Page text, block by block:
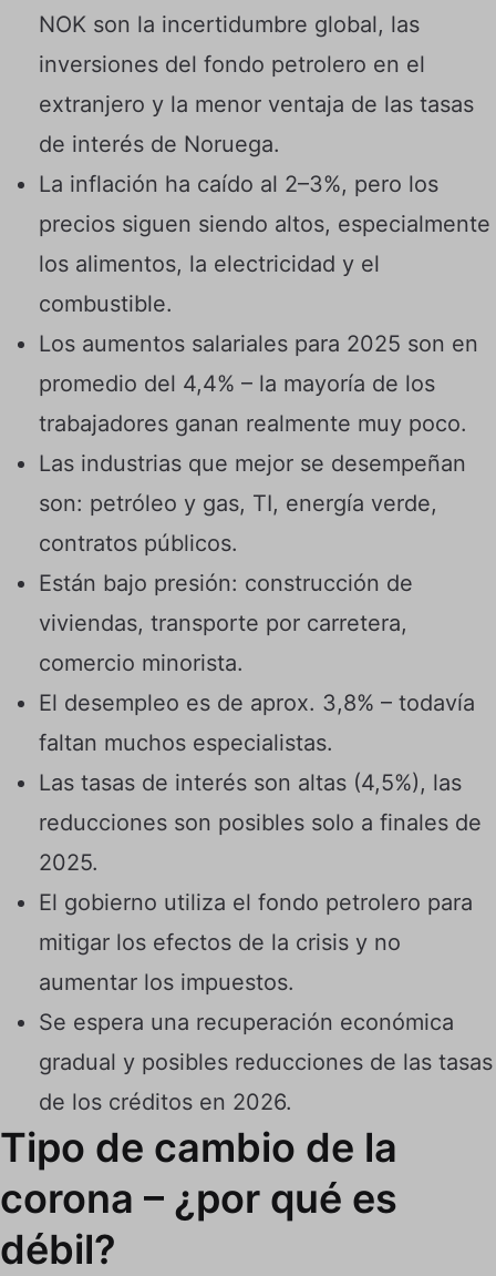
NOK son la incertidumbre global, las
inversiones del fondo petrolero en el
extranjero y la menor ventaja de las tasas
de interés de Noruega.
La inflación ha caído al 2–3%, pero los
precios siguen siendo altos, especialmente
los alimentos, la electricidad y el
combustible.
Los aumentos salariales para 2025 son en
promedio del 4,4% – la mayoría de los
trabajadores ganan realmente muy poco.
Las industrias que mejor se desempeñan
son: petróleo y gas, TI, energía verde,
contratos públicos.
Están bajo presión: construcción de
viviendas, transporte por carretera,
comercio minorista.
El desempleo es de aprox. 3,8% – todavía
faltan muchos especialistas.
Las tasas de interés son altas (4,5%), las
reducciones son posibles solo a finales de
2025.
El gobierno utiliza el fondo petrolero para
mitigar los efectos de la crisis y no
aumentar los impuestos.
Se espera una recuperación económica
gradual y posibles reducciones de las tasas
de los créditos en 2026.
Tipo de cambio de la
corona – ¿por qué es
débil?